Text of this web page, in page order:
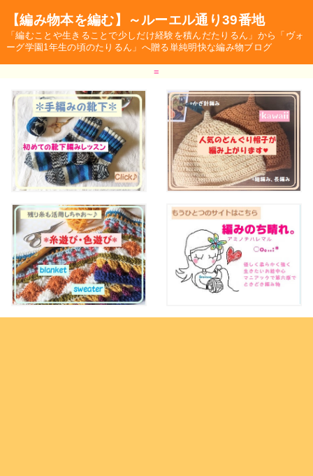
【編み物本を編む】～ルーエル通り39番地
「編むことや生きることで少しだけ経験を積んだたりるん」から「ヴォ
ーグ学園1年生の頃のたりるん」へ贈る単純明快な編み物ブログ
=